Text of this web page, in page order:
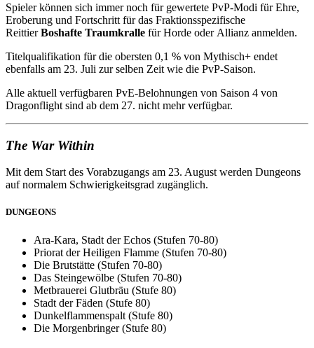
Spieler können sich immer noch für gewertete PvP-Modi für Ehre,
Eroberung und Fortschritt für das Fraktionsspezifische
ReittierBoshafte Traumkralle für Horde oder Allianz anmelden.
Titelqualifikation für die obersten 0,1 % von Mythisch+ endet
ebenfalls am 23. Juli zur selben Zeit wie die PvP-Saison.
Alle aktuell verfügbaren PvE-Belohnungen von Saison 4 von
Dragonflight sind ab dem 27. nicht mehr verfügbar.
The War Within
Mit dem Start des Vorabzugangs am 23. August werden Dungeons
auf normalem Schwierigkeitsgrad zugänglich.
DUNGEONS
Ara-Kara, Stadt der Echos (Stufen 70-80)
Priorat der Heiligen Flamme (Stufen 70-80)
Die Brutstätte (Stufen 70-80)
Das Steingewölbe (Stufen 70-80)
Metbrauerei Glutbräu (Stufe 80)
Stadt der Fäden (Stufe 80)
Dunkelflammenspalt (Stufe 80)
Die Morgenbringer (Stufe 80)